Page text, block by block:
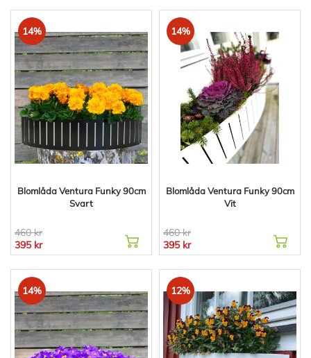
14%
Blomlåda Ventura Funky 90cm
Svart
460 kr
395 kr
14%
Blomlåda Ventura Funky 90cm
Vit
460 kr
395 kr
14% 12%